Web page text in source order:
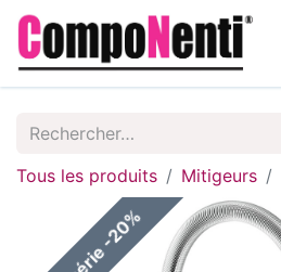
Tous les produits Mitigeurs